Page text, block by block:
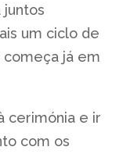
juntos
um ciclo de
começa já em
cerimónia e ir
com os